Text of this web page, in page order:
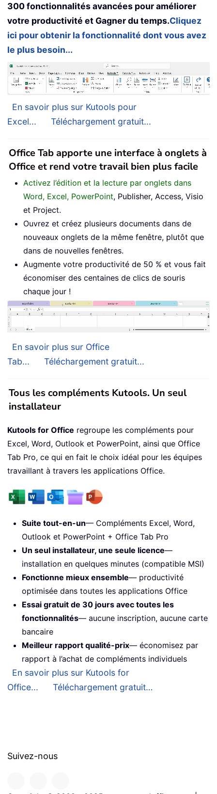
300 fonctionnalités avancées pour améliorer
votre productivité et Gagner du temps.Cliquez
ici pour obtenir la fonctionnalité dont vous avez
le plus besoin...
En savoir plus sur Kutools pour
Excel...
Téléchargement gratuit...
Office Tab apporte une interface à onglets à
Office et rend votre travail bien plus facile
Activez l’édition et la lecture par onglets dans
Word, Excel, PowerPoint, Publisher, Access, Visio
et Project.
Ouvrez et créez plusieurs documents dans de
nouveaux onglets de la même fenêtre, plutôt que
dans de nouvelles fenêtres.
Augmente votre productivité de 50 % et vous fait
économiser des centaines de clics de souris
chaque jour !
En savoir plus sur Office
Tab...
Téléchargement gratuit...
Tous les compléments Kutools. Un seul
installateur
Kutools for Office regroupe les compléments pour
Excel, Word, Outlook et PowerPoint, ainsi que Office
Tab Pro, ce qui en fait le choix idéal pour les équipes
travaillant à travers les applications Office.
Suite tout-en-un— Compléments Excel, Word,
Outlook et PowerPoint + Office Tab Pro
Un seul installateur, une seule licence—
installation en quelques minutes (compatible MSI)
Fonctionne mieux ensemble— productivité
optimisée dans toutes les applications Office
Essai gratuit de 30 jours avec toutes les
fonctionnalités— aucune inscription, aucune carte
bancaire
Meilleur rapport qualité-prix— économisez par
rapport à l’achat de compléments individuels
En savoir plus sur Kutools for
Office...
Téléchargement gratuit…
Suivez-nous